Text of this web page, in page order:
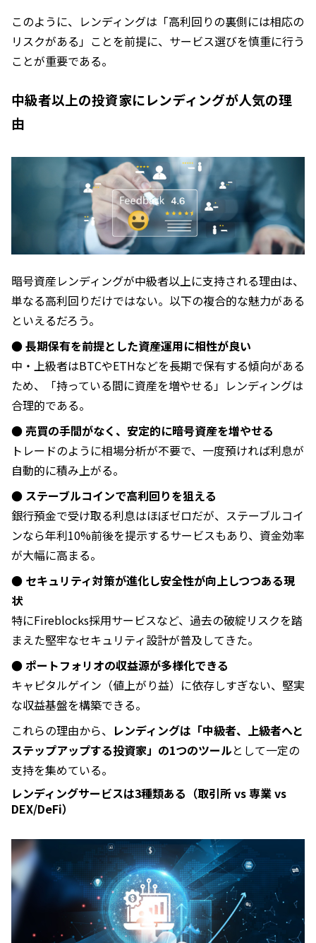
このように、レンディングは「高利回りの裏側には相応の
リスクがある」ことを前提に、サービス選びを慎重に行う
ことが重要である。
中級者以上の投資家にレンディングが人気の理
由
暗号資産レンディングが中級者以上に支持される理由は、
単なる高利回りだけではない。以下の複合的な魅力がある
といえるだろう。
● 長期保有を前提とした資産運用に相性が良い
中・上級者はBTCやETHなどを長期で保有する傾向がある
ため、「持っている間に資産を増やせる」レンディングは
合理的である。
● 売買の手間がなく、安定的に暗号資産を増やせる
トレードのように相場分析が不要で、一度預ければ利息が
自動的に積み上がる。
● ステーブルコインで高利回りを狙える
銀行預金で受け取る利息はほぼゼロだが、ステーブルコイ
ンなら年利10%前後を提示するサービスもあり、資金効率
が大幅に高まる。
● セキュリティ対策が進化し安全性が向上しつつある現
状
特にFireblocks採用サービスなど、過去の破綻リスクを踏
まえた堅牢なセキュリティ設計が普及してきた。
● ポートフォリオの収益源が多様化できる
キャピタルゲイン（値上がり益）に依存しすぎない、堅実
な収益基盤を構築できる。
これらの理由から、 レンディングは「中級者、上級者へと
ステップアップする投資家」の1つのツールとして一定の
支持を集めている。
レンディングサービスは3種類ある（取引所 vs 専業 vs
DEX/DeFi）